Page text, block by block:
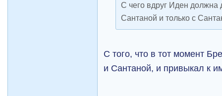
С чего вдруг Иден должна
Сантаной и только с
С того, что в тот момент
и Сантаной, и привыкал к